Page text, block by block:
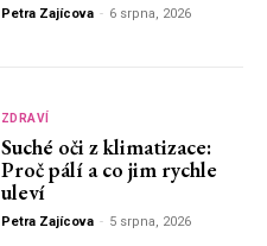
Petra Zajícova - 6 srpna, 2026
ZDRAVÍ
Suché oči z klimatizace:
Proč pálí a co jim rychle
uleví
Petra Zajícova - 5 srpna, 2026